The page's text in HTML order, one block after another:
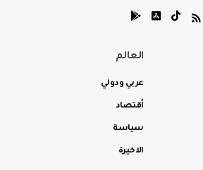
العالم
عربي ودولي
أقتصاد
سياسة
الاخيرة